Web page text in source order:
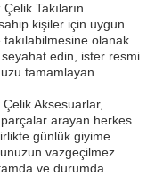
Takıların
kişiler için uygun
olanak
edin, ister resmi
tamamlayan
Aksesuarlar,
parçalar arayan herkes
günlük giyime
vazgeçilmez
ve durumda